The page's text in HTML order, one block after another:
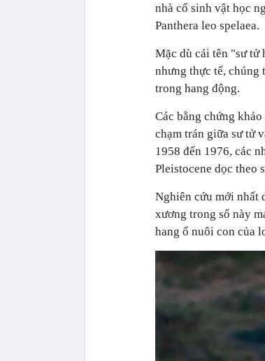
nhà cổ sinh vật học
Panthera leo spelaea.
Mặc dù cái tên "sư tử
nhưng thực tế, chúng
trong hang động.
Các bằng chứng
chạm trán giữa sư tử
1958 đến 1976, các
Pleistocene dọc theo
Nghiên cứu mới nhất
xương trong số này
hang ổ nuôi con của